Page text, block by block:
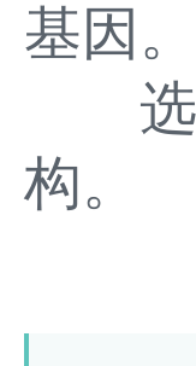
基因。
选
构。